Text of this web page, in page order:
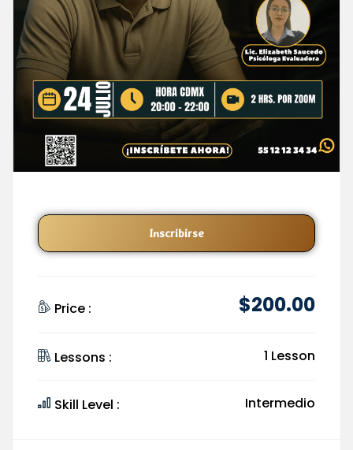
Inscribirse
Price : $200.00
Lessons : 1 Lesson
Skill Level : Intermedio